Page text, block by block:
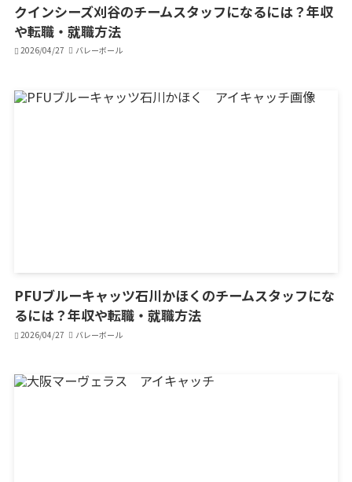
クインシーズ刈谷のチームスタッフになるには？年収
や転職・就職方法
2026/04/27 バレーボール
PFUブルーキャッツ石川かほくのチームスタッフにな
るには？年収や転職・就職方法
2026/04/27 バレーボール